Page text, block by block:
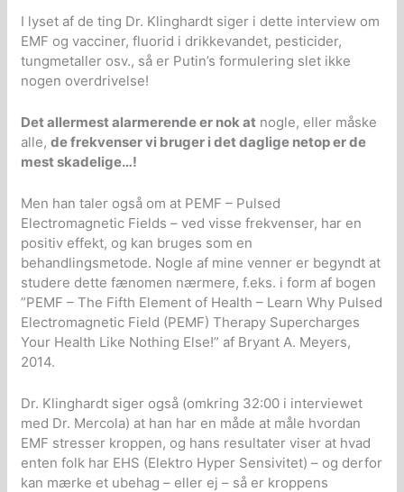
I lyset af de ting Dr. Klinghardt siger i dette interview om
EMF og vacciner, fluorid i drikkevandet, pesticider,
tungmetaller osv., så er Putin’s formulering slet ikke
nogen overdrivelse!
Det allermest alarmerende er nok at nogle, eller måske
alle,de frekvenser vi bruger i det daglige netop er de
mest skadelige…!
Men han taler også om at PEMF – Pulsed
Electromagnetic Fields – ved visse frekvenser, har en
positiv effekt, og kan bruges som en
behandlingsmetode. Nogle af mine venner er begyndt at
studere dette fænomen nærmere, f.eks. i form af bogen
”PEMF – The Fifth Element of Health – Learn Why Pulsed
Electromagnetic Field (PEMF) Therapy Supercharges
Your Health Like Nothing Else!” af Bryant A. Meyers,
2014.
Dr. Klinghardt siger også (omkring 32:00 i interviewet
med Dr. Mercola) at han har en måde at måle hvordan
EMF stresser kroppen, og hans resultater viser at hvad
enten folk har EHS (Elektro Hyper Sensivitet) – og derfor
kan mærke et ubehag – eller ej – så er kroppens